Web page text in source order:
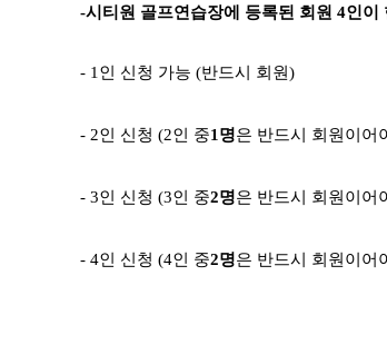
-시티원 골프연습장에 등록된 회원 4인이
- 1인 신청 가능 (반드시 회원)
- 2인 신청 (2인 중1명은 반드시 회원이어
- 3인 신청 (3인 중2명은 반드시 회원이어
- 4인 신청 (4인 중2명은 반드시 회원이어